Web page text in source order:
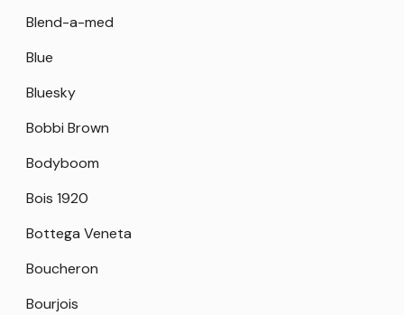
Blend-a-med
Blue
Bluesky
Bobbi Brown
Bodyboom
Bois 1920
Bottega Veneta
Boucheron
Bourjois